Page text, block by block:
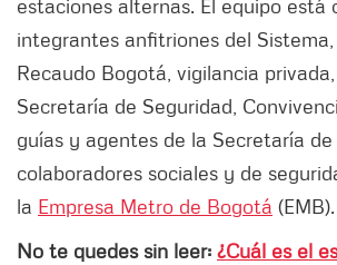
estaciones alternas. El equipo está
integrantes anfitriones del
Recaudo Bogotá, vigilancia
Secretaría de Seguridad,
guías y agentes de la Secretaría
colaboradores sociales y de
la Empresa Metro de Bogotá (EMB).
No te quedes sin leer: ¿Cuál es el